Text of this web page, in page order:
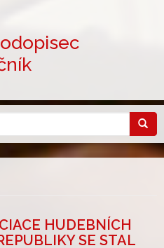
HUDEBNÍCH
SE STAL